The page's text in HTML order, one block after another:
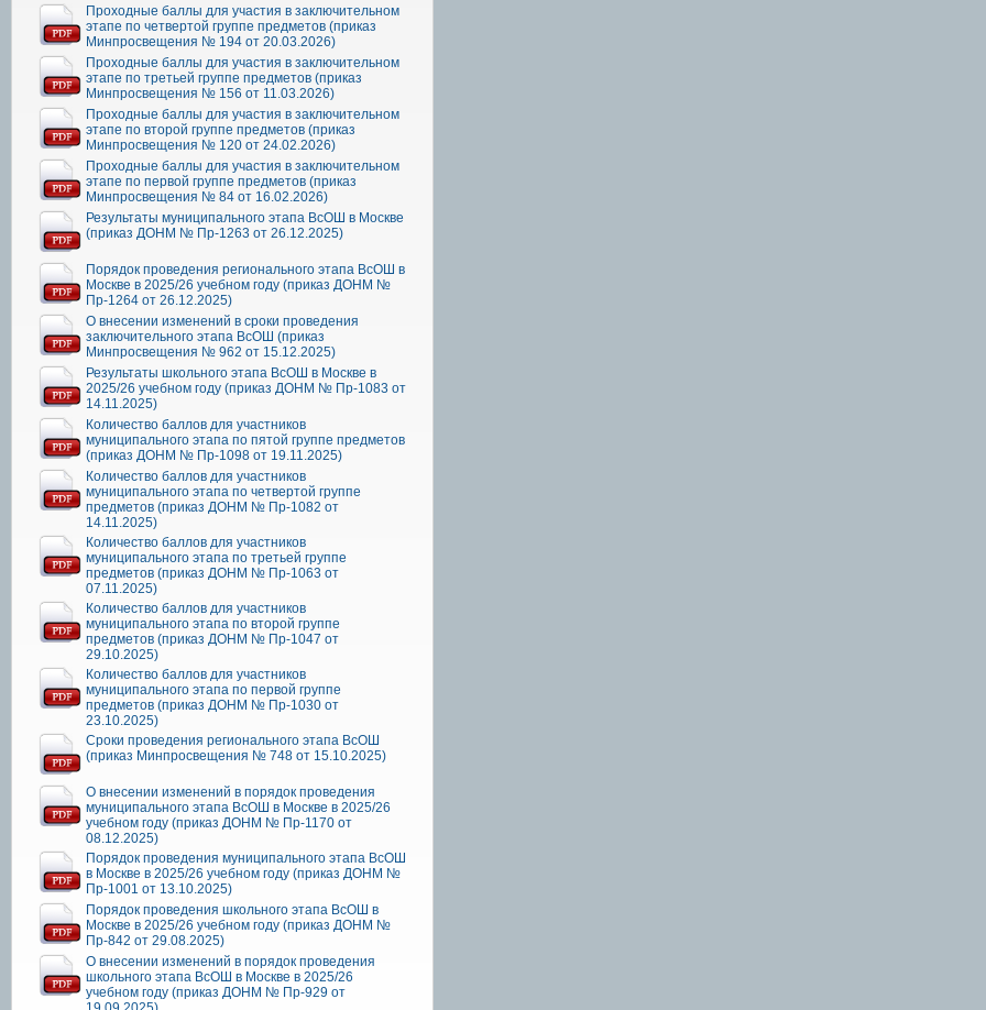
Проходные баллы для участия в заключительном
этапе по четвертой группе предметов (приказ
Минпросвещения № 194 от 20.03.2026)
Проходные баллы для участия в заключительном
этапе по третьей группе предметов (приказ
Минпросвещения № 156 от 11.03.2026)
Проходные баллы для участия в заключительном
этапе по второй группе предметов (приказ
Минпросвещения № 120 от 24.02.2026)
Проходные баллы для участия в заключительном
этапе по первой группе предметов (приказ
Минпросвещения № 84 от 16.02.2026)
Результаты муниципального этапа ВсОШ в Москве
(приказ ДОНМ № Пр-1263 от 26.12.2025)
Порядок проведения регионального этапа ВсОШ в
Москве в 2025/26 учебном году (приказ ДОНМ №
Пр-1264 от 26.12.2025)
О внесении изменений в сроки проведения
заключительного этапа ВсОШ (приказ
Минпросвещения № 962 от 15.12.2025)
Результаты школьного этапа ВсОШ в Москве в
2025/26 учебном году (приказ ДОНМ № Пр-1083 от
14.11.2025)
Количество баллов для участников
муниципального этапа по пятой группе предметов
(приказ ДОНМ № Пр-1098 от 19.11.2025)
Количество баллов для участников
муниципального этапа по четвертой группе
предметов (приказ ДОНМ № Пр-1082 от
14.11.2025)
Количество баллов для участников
муниципального этапа по третьей группе
предметов (приказ ДОНМ № Пр-1063 от
07.11.2025)
Количество баллов для участников
муниципального этапа по второй группе
предметов (приказ ДОНМ № Пр-1047 от
29.10.2025)
Количество баллов для участников
муниципального этапа по первой группе
предметов (приказ ДОНМ № Пр-1030 от
23.10.2025)
Сроки проведения регионального этапа ВсОШ
(приказ Минпросвещения № 748 от 15.10.2025)
О внесении изменений в порядок проведения
муниципального этапа ВсОШ в Москве в 2025/26
учебном году (приказ ДОНМ № Пр-1170 от
08.12.2025)
Порядок проведения муниципального этапа ВсОШ
в Москве в 2025/26 учебном году (приказ ДОНМ №
Пр-1001 от 13.10.2025)
Порядок проведения школьного этапа ВсОШ в
Москве в 2025/26 учебном году (приказ ДОНМ №
Пр-842 от 29.08.2025)
О внесении изменений в порядок проведения
школьного этапа ВсОШ в Москве в 2025/26
учебном году (приказ ДОНМ № Пр-929 от